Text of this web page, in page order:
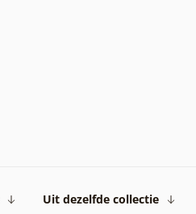
Uit dezelfde collectie